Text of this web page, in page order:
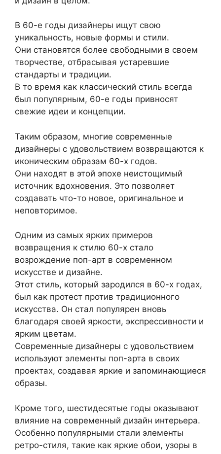
В 60-е годы дизайнеры ищут свою
уникальность, новые формы и стили.
Они становятся более свободными в своем
творчестве, отбрасывая устаревшие
стандарты и традиции.
В то время как классический стиль всегда
был популярным, 60-е годы привносят
свежие идеи и концепции.
Таким образом, многие современные
дизайнеры с удовольствием возвращаются к
иконическим образам 60-х годов.
Они находят в этой эпохе неистощимый
источник вдохновения. Это позволяет
создавать что-то новое, оригинальное и
неповторимое.
Одним из самых ярких примеров
возвращения к стилю 60-х стало
возрождение поп-арт в современном
искусстве и дизайне.
Этот стиль, который зародился в 60-х годах,
был как протест против традиционного
искусства. Он стал популярен вновь
благодаря своей яркости, экспрессивности и
ярким цветам.
Современные дизайнеры с удовольствием
используют элементы поп-арта в своих
проектах, создавая яркие и запоминающиеся
образы.
Кроме того, шестидесятые годы оказывают
влияние на современный дизайн интерьера.
Особенно популярными стали элементы
ретро-стиля, такие как яркие обои, узоры в